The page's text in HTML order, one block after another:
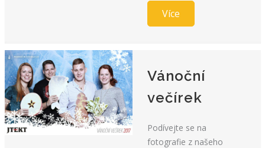
Více
Vánoční
večírek
Podívejte se na
fotografie z našeho